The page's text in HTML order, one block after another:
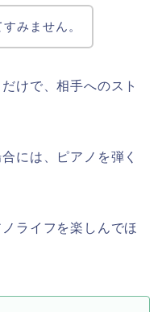
みません。
けで、相手へのスト
には、ピアノを弾く
ライフを楽しんでほ